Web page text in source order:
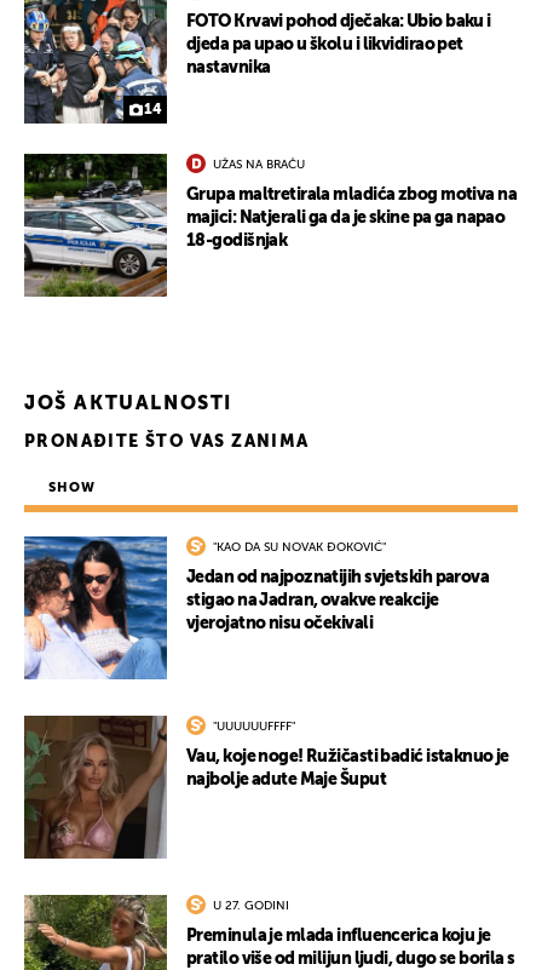
14
FOTO Krvavi pohod dječaka: Ubio baku i
djeda pa upao u školu i likvidirao pet
nastavnika
UŽAS NA BRAČU
Grupa maltretirala mladića zbog motiva na
majici: Natjerali ga da je skine pa ga napao
18-godišnjak
JOŠ AKTUALNOSTI
PRONAĐITE ŠTO VAS ZANIMA
SHOW
"KAO DA SU NOVAK ĐOKOVIĆ"
Jedan od najpoznatijih svjetskih parova
stigao na Jadran, ovakve reakcije
vjerojatno nisu očekivali
"UUUUUUFFFF"
Vau, koje noge! Ružičasti badić istaknuo je
najbolje adute Maje Šuput
U 27. GODINI
Preminula je mlada influencerica koju je
pratilo više od milijun ljudi, dugo se borila s